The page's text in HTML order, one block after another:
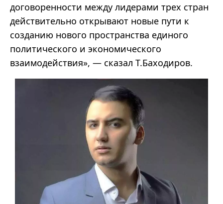
договоренности между лидерами трех стран
действительно открывают новые пути к
созданию нового пространства единого
политического и экономического
взаимодействия», — сказал Т.Баходиров.